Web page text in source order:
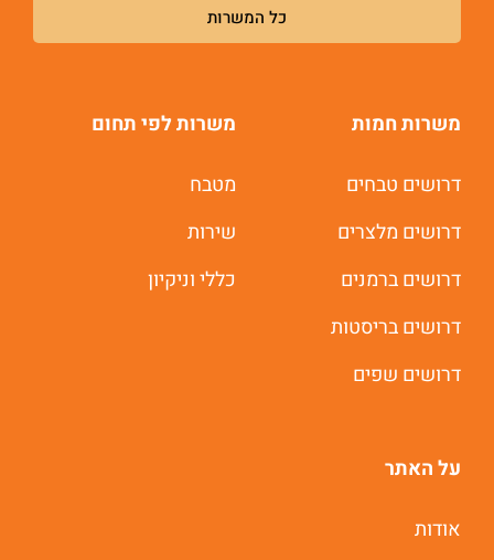
כל המשרות
משרות חמות
דרושים טבחים
דרושים מלצרים
דרושים ברמנים
דרושים בריסטות
דרושים שפים
משרות לפי תחום
מטבח
שירות
כללי וניקיון
על האתר
אודות